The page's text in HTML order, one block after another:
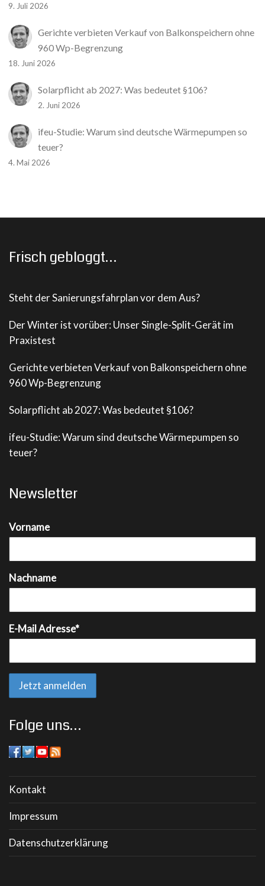
9. Juli 2026
Gerichte verbieten Verkauf von Balkonspeichern ohne
960 Wp-Begrenzung
18. Juni 2026
Solarpflicht ab 2027: Was bedeutet §106?
2. Juni 2026
ifeu-Studie: Warum sind deutsche Wärmepumpen so
teuer?
4. Mai 2026
Frisch gebloggt…
Steht der Sanierungsfahrplan vor dem Aus?
Der Winter ist vorüber: Unser Single-Split-Gerät im
Praxistest
Gerichte verbieten Verkauf von Balkonspeichern ohne
960 Wp-Begrenzung
Solarpflicht ab 2027: Was bedeutet §106?
ifeu-Studie: Warum sind deutsche Wärmepumpen so
teuer?
Newsletter
Vorname
Nachname
E-Mail Adresse*
Folge uns…
Kontakt
Impressum
Datenschutzerklärung